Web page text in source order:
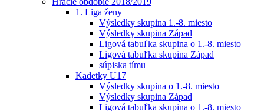
1. Liga ženy
Výsledky skupina 1.-8. miesto
Výsledky skupina Západ
Ligová tabuľka skupina o 1.-8. miesto
Ligová tabuľka skupina Západ
súpiska tímu
Kadetky U17
Výsledky skupina o 1.-8. miesto
Výsledky skupina Západ
Ligová tabuľka skupina o 1.-8. miesto